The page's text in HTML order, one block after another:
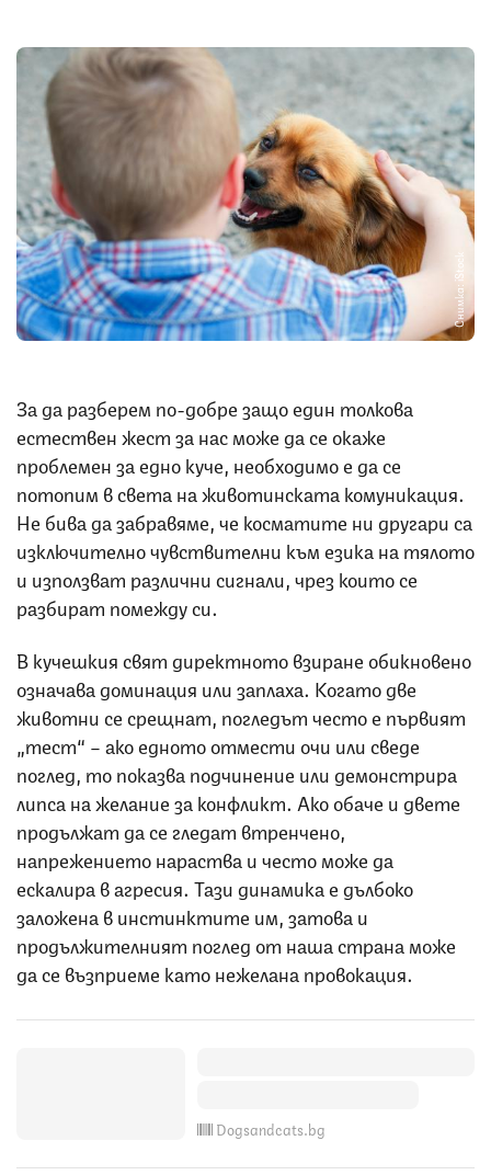
Снимка: iStock
За да разберем по-добре защо един толкова
естествен жест за нас може да се окаже
проблемен за едно куче, необходимо е да се
потопим в света на животинската комуникация.
Не бива да забравяме, че косматите ни другари са
изключително чувствителни към езика на тялото
и използват различни сигнали, чрез които се
разбират помежду си.
В кучешкия свят директното взиране обикновено
означава доминация или заплаха. Когато две
животни се срещнат, погледът често е първият
„тест“ – ако едното отмести очи или сведе
поглед, то показва подчинение или демонстрира
липса на желание за конфликт. Ако обаче и двете
продължат да се гледат втренчено,
напрежението нараства и често може да
ескалира в агресия. Тази динамика е дълбоко
заложена в инстинктите им, затова и
продължителният поглед от наша страна може
да се възприеме като нежелана провокация.
Dogsandcats.bg